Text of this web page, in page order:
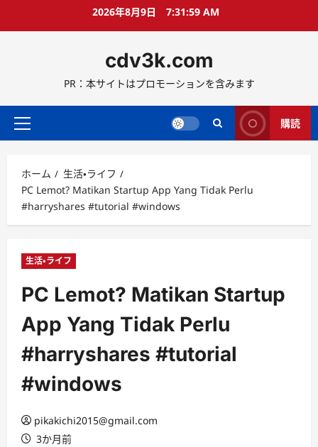
ス
ッ
2026年8月9日 7:32:01 AM
cdv3k.com
PR：本サイトはプロモーションを含みます
メ
メ
ニ
ュ
ー
購読
ホーム
生活・ライフ
PC Lemot? Matikan Startup App Yang Tidak Perlu
#harryshares #tutorial #windows
生活・ライフ
PC Lemot? Matikan Startup
App Yang Tidak Perlu
#harryshares #tutorial
#windows
pikakichi2015@gmail.com
3か月前